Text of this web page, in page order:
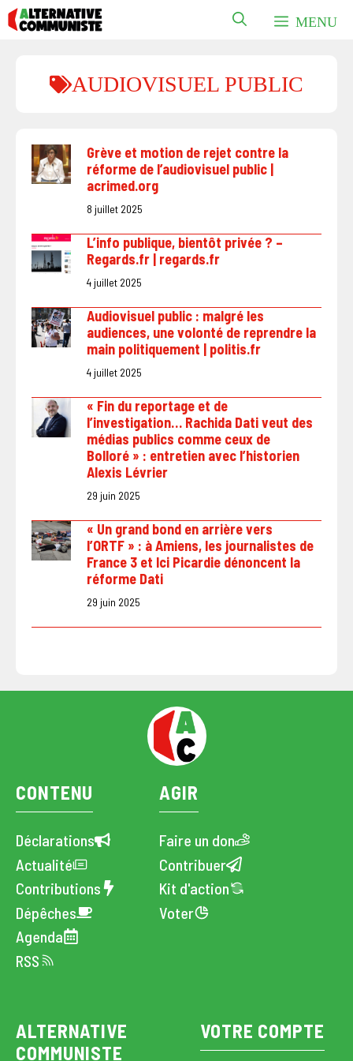
Aller
au
MENU
AUDIOVISUEL PUBLIC
Grève et motion de rejet contre la
réforme de l’audiovisuel public |
acrimed.org
8 juillet 2025
L’info publique, bientôt privée ? –
Regards.fr | regards.fr
4 juillet 2025
Audiovisuel public : malgré les
audiences, une volonté de reprendre la
main politiquement | politis.fr
4 juillet 2025
« Fin du reportage et de
l’investigation… Rachida Dati veut des
médias publics comme ceux de
Bolloré » : entretien avec l’historien
Alexis Lévrier
29 juin 2025
« Un grand bond en arrière vers
l’ORTF » : à Amiens, les journalistes de
France 3 et Ici Picardie dénoncent la
réforme Dati
29 juin 2025
CONTENU
Déclarations
Actualité
Contributions
Dépêches
Agenda
RSS
AGIR
Faire un don
Contribuer
Kit d'action
Voter
ALTERNATIVE
COMMUNISTE
VOTRE COMPTE